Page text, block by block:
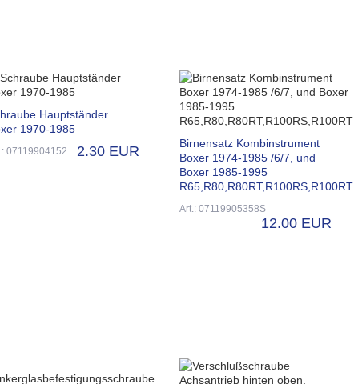
Hauptständer
1970-1985
07119904152 2.30 EUR
Birnensatz Kombinstrument
Boxer 1974-1985 /6/7, und
Boxer 1985-1995
R65,R80,R80RT,R100RS,R100RT
Art.: 07119905358S
12.00 EUR